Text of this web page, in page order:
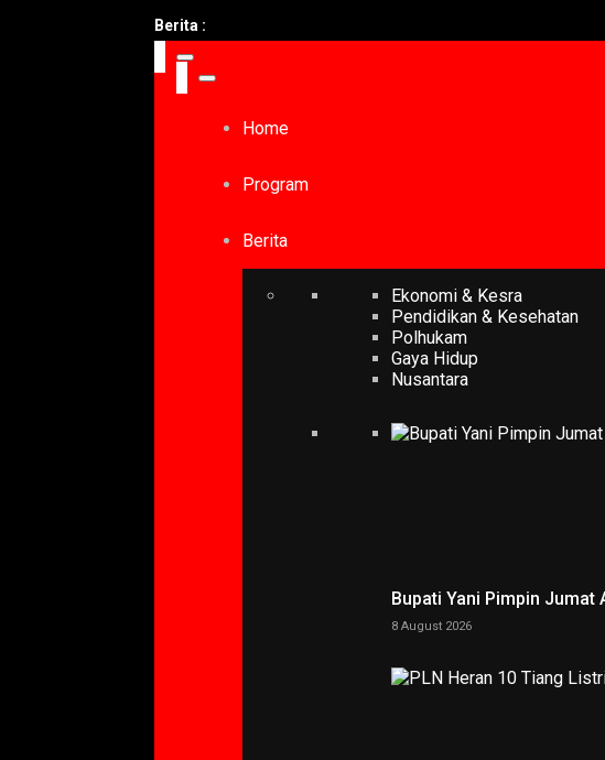
Berita :
Home
Program
Berita
Ekonomi & Kesra
Pendidikan & Kesehatan
Polhukam
Gaya Hidup
Nusantara
Bupati Yani Pimpin
8 August 2026